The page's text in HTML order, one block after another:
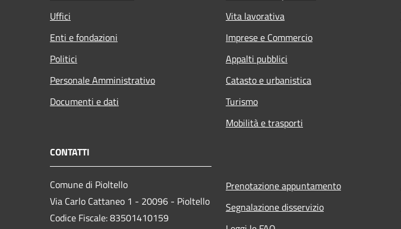
Uffici
Enti e fondazioni
Politici
Personale Amministrativo
Documenti e dati
Vita lavorativa
Imprese e Commercio
Appalti pubblici
Catasto e urbanistica
Turismo
Mobilità e trasporti
CONTATTI
Comune di Pioltello
Via Carlo Cattaneo 1 - 20096 - Pioltello
Codice Fiscale: 83501410159
Prenotazione appuntamento
Segnalazione disservizio